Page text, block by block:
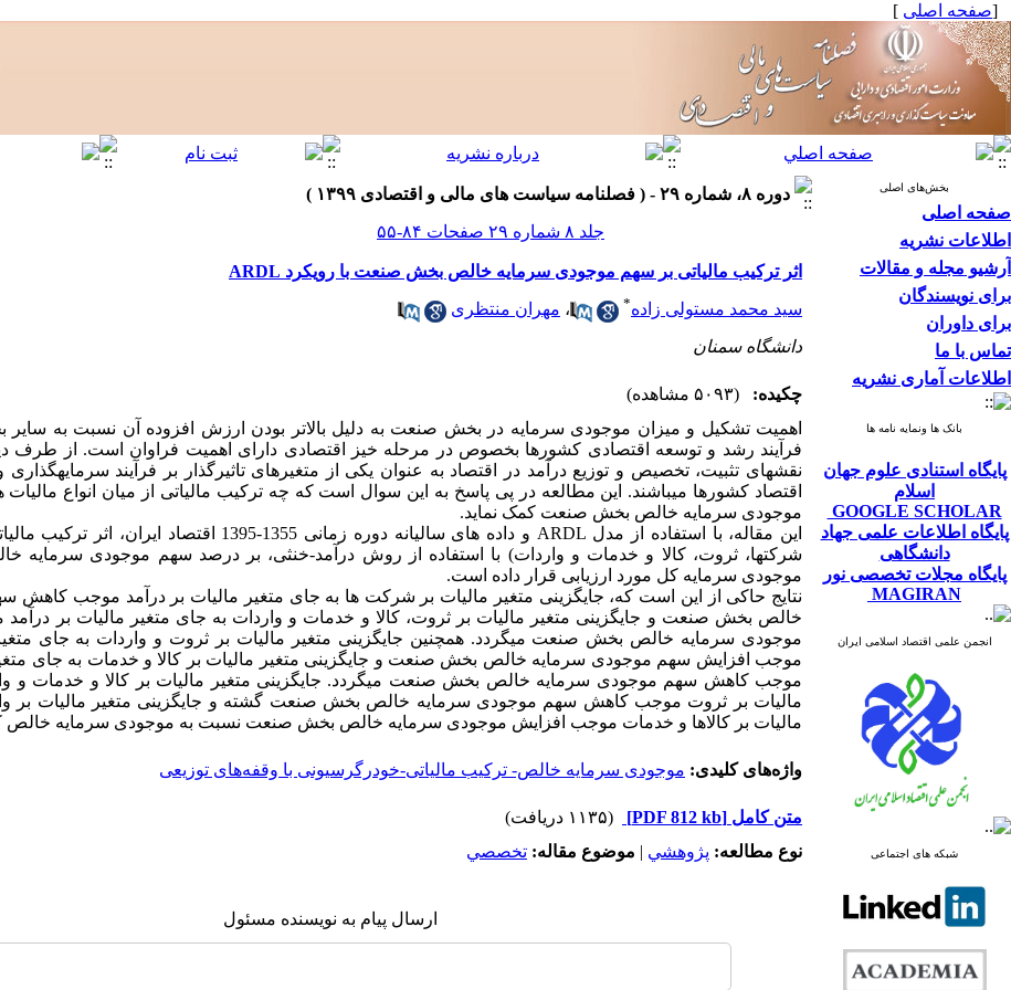
[صفحه اصلی ]
بخش‌های اصلی
صفحه اصلی
اطلاعات نشریه
آرشیو مجله و مقالات
برای نویسندگان
برای داوران
تماس با ما
اطلاعات آماری نشریه
بانک ها ونمایه نامه ها
پایگاه استنادی علوم جهان
اسلام
GOOGLE SCHOLAR
پایگاه اطلاعات علمی جهاد
دانشگاهی
پایگاه مجلات تخصصی نور
MAGIRAN
انجمن علمی اقتصاد اسلامی ایران
شبکه های اجتماعی
دوره ۸، شماره ۲۹ - ( فصلنامه سیاست های مالی و اقتصادی ۱۳۹۹ )
جلد ۸ شماره ۲۹ صفحات ۸۴-۵۵
اثر ترکیب مالیاتی بر سهم موجودی سرمایه خالص بخش صنعت با رویکرد ARDL
سید محمد مستولی زاده* ، مهران منتظری
دانشگاه سمنان
چکیده:
(۵۰۹۳ مشاهده)
اهمیت تشکیل و میزان موجودی سرمایه در بخش صنعت به دلیل بالاتر بودن ارزش افزوده آن نسبت به سایر
فرآیند رشد و توسعه اقتصادی کشورها بخصوص در مرحله خیز اقتصادی دارای اهمیت فراوان است. از طرف
نقش­های تثبیت، تخصیص و توزیع درآمد در اقتصاد به عنوان یکی از متغیرهای تاثیرگذار بر فرآیند
اقتصاد کشورها می­باشند. این مطالعه در پی پاسخ به این سوال است که چه ترکیب مالیاتی از میان انواع مالیات
موجودی سرمایه خالص بخش صنعت کمک نماید.
این مقاله، با استفاده از مدل ARDL
و داده های سالیانه دوره زمانی 1355-1395 اقتصاد
شرکت­ها، ثروت، کالا و خدمات و واردات) با استفاده از روش درآمد-خنثی، بر درصد سهم موجودی
موجودی سرمایه کل مورد ارزیابی قرار داده است.
نتایج حاکی از این است که، جایگزینی متغیر مالیات بر شرکت ها به جای متغیر مالیات بر درآمد موجب کاهش
خالص بخش صنعت و جایگزینی متغیر مالیات بر ثروت، کالا و خدمات و واردات به جای متغیر مالیات بر
موجودی سرمایه خالص بخش صنعت می­گردد. همچنین جایگزینی متغیر مالیات بر ثروت و واردات به جای
موجب افزایش سهم موجودی سرمایه خالص بخش صنعت و جایگزینی متغیر مالیات بر کالا و خدمات به جای
موجب کاهش سهم موجودی سرمایه خالص بخش صنعت می­گردد. جایگزینی متغیر مالیات بر کالا و خدمات و
مالیات بر ثروت موجب کاهش سهم موجودی سرمایه خالص بخش صنعت گشته و جایگزینی متغیر مالیات بر
مالیات بر کالاها و خدمات موجب افزایش موجودی سرمایه خالص بخش صنعت نسبت به موجودی سرمایه خالص
واژه‌های کلیدی: موجودی سرمایه خالص- ترکیب مالیاتی-خودرگرسیونی با وقفه‌های توزیعی
متن کامل [PDF 812 kb]
(۱۱۳۵ دریافت)
نوع مطالعه: پژوهشي | موضوع مقاله: تخصصي
ارسال پیام به نویسنده مسئول